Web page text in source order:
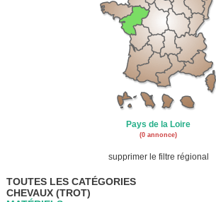
Pays de la Loire
(0 annonce)
supprimer le filtre régional
TOUTES LES CATÉGORIES
CHEVAUX (TROT)